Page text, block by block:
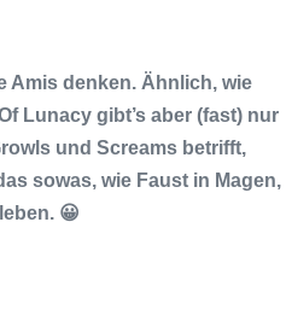
Amis denken. Ähnlich, wie
Lunacy gibt’s aber (fast) nur
und Screams betrifft,
sowas, wie Faust in Magen,
😀